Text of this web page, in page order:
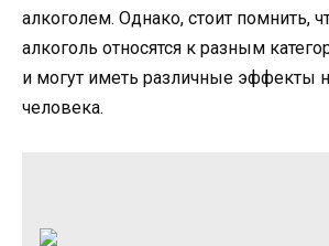
алкоголем. Однако, стоит помнить,
алкоголь относятся к разным
и могут иметь различные эффекты
человека.